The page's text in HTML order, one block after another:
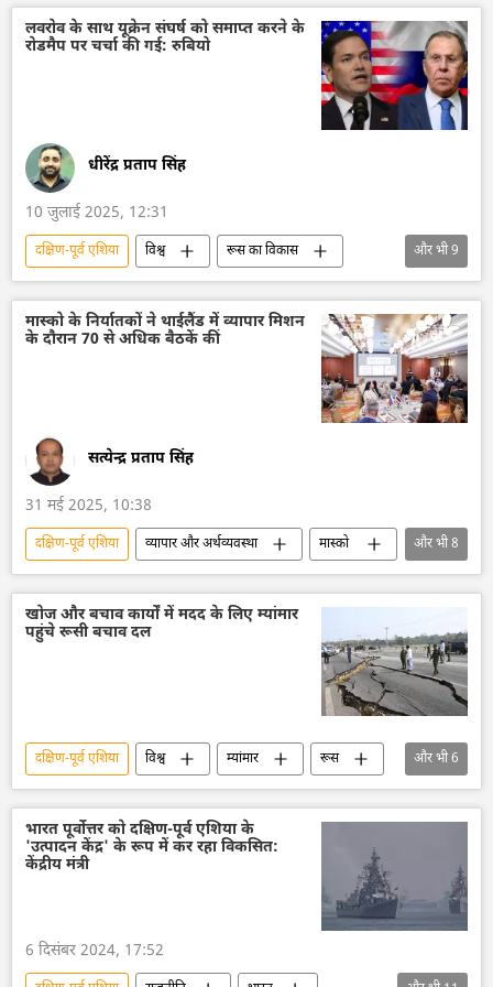
द्विपक्षीय व्यापार
लवरोव के साथ यूक्रेन संघर्ष को समाप्त करने के
रोडमैप पर चर्चा की गई: रुबियो
धीरेंद्र प्रताप सिंह
10 जुलाई 2025, 12:31
दक्षिण-पूर्व एशिया विश्व
रूस का विकास
रूस
मास्को
अमेरिका
सर्गे लवरोव
रूसी विदेश मंत्रालय
विदेश मंत्रालय
द्विपक्षीय रिश्ते
और भी9
मास्को के निर्यातकों ने थाईलैंड में व्यापार मिशन
के दौरान 70 से अधिक बैठकें कीं
सत्येन्द्र प्रताप सिंह
31 मई 2025, 10:38
दक्षिण-पूर्व एशिया व्यापार और अर्थव्यवस्था
मास्को
रूस
रूस का विकास
थाईलैंड
व्यापार गलियारा
द्विपक्षीय व्यापार
राष्ट्रीय मुद्राओं में व्यापार
निर्यात
और भी8
खोज और बचाव कार्यों में मदद के लिए म्यांमार
पहुंचे रूसी बचाव दल
दक्षिण-पूर्व एशिया विश्व म्यांमार
रूस
भूकंप
आपातकाल
थाईलैंड
भारत
चीन सिंगापुर
और भी6
भारत पूर्वोत्तर को दक्षिण-पूर्व एशिया के
'उत्पादन केंद्र' के रूप में कर रहा विकसित:
केंद्रीय मंत्री
6 दिसंबर 2024, 17:52